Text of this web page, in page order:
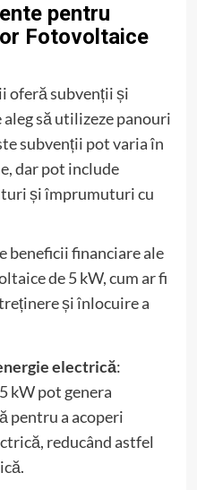
pentru
Fotovoltaice
oferă subvenții și
să utilizeze panouri
subvenții pot varia în
dar pot include
și împrumuturi cu
beneficii financiare ale
de 5 kW, cum ar fi
și înlocuire a
electrică:
kW pot genera
pentru a acoperi
reducând astfel